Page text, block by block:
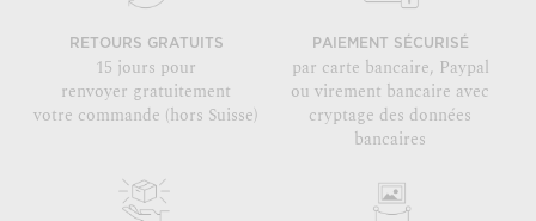
RETOURS GRATUITS
15 jours pour
renvoyer gratuitement
votre commande (hors Suisse)
PAIEMENT SÉCURISÉ
par carte bancaire, Paypal
ou virement bancaire avec
cryptage des données
bancaires